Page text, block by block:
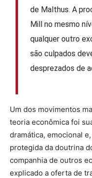
de Malthus. A
Mill no mesmo
qualquer outro
são culpados
desprezados de
Um dos movimentos
teoria econômica foi
dramática, emocional
protegida da doutrina
companhia de outros
explicado a oferta de